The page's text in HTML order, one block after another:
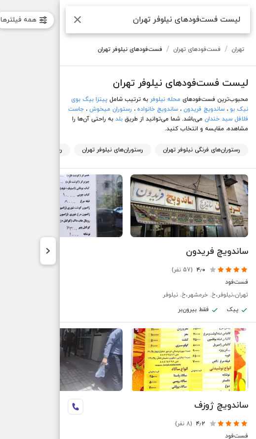
لیست فست‌فود‌های نیلوفر تهران
تهران / فست‌فود‌های تهران / فست‌فود‌های نیلوفر تهران
لیست فست‌فود‌های نیلوفر تهران
محبوب‌ترین فست‌فود‌های محله نیلوفر به ترتیب شامل پیتزا بیگ بوی
نیک بو ، ساندویچ فریدون ، ساندویچ خانواده ، رستوران میخوش ، جاست
فلافل سید خندان می‌باشد. شما می‌توانید از طریق بلد به راحتی آن‌ها را
مشاهده، مقایسه و انتخاب کنید.
رستوران‌های فرنگی نیلوفر تهران رستوران‌های نیلوفر تهران رستوران‌های فرنگی تهران
ساندویچ فریدون
۴٫۰ (57 نفر)
فست‌فود
تهران،نیلوفر،خ. خرمشهر،خ. نیلوفر
پیک
فقط بیرون‌بر
ساندویچ ژوزف
۴٫۲ (8 نفر)
فست‌فود
جستجو همه فیلترها